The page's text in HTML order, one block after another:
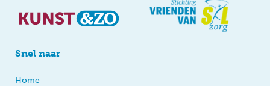
Snel naar
Home